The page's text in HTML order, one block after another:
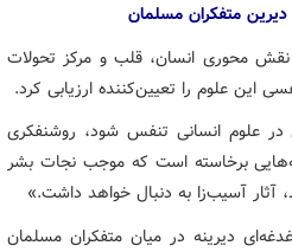
متفکران مسلمان
محوری انسان، قلب و مرکز تحولات
علوم را تعیین‌کننده ارزیابی کرد.
علوم انسانی تنفس شود، روشنفکری
برخاسته است که موجب نجات بشر
آثار آسیب‌زا به دنبال خواهد داشت.»
دیرینه در میان متفکران مسلمان